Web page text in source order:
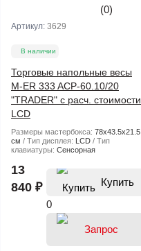
(0)
Артикул: 3629
В наличии
Торговые напольные весы
M-ER 333 ACP-60.10/20
"TRADER" с расч. стоимости
LCD
Размеры мастербокса: 78х43.5х21.5
см
Тип дисплея: LCD
Тип
клавиатуры: Сенсорная
13
840 ₽
Купить
0